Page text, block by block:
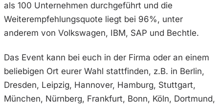
als 100 Unternehmen durchgeführt und die
Weiterempfehlungsquote liegt bei 96%, unter
anderem von Volkswagen, IBM, SAP und Bechtle.
Das Event kann bei euch in der Firma oder an einem
beliebigen Ort eurer Wahl stattfinden, z.B. in Berlin,
Dresden, Leipzig, Hannover, Hamburg, Stuttgart,
München, Nürnberg, Frankfurt, Bonn, Köln, Dortmund,